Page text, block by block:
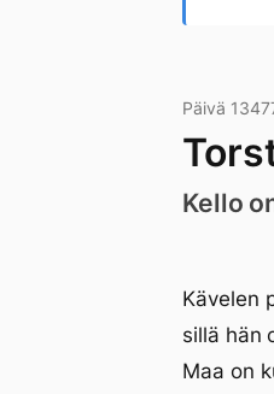
Päivä
Kello
Kävelen
sillä hän
Maa on